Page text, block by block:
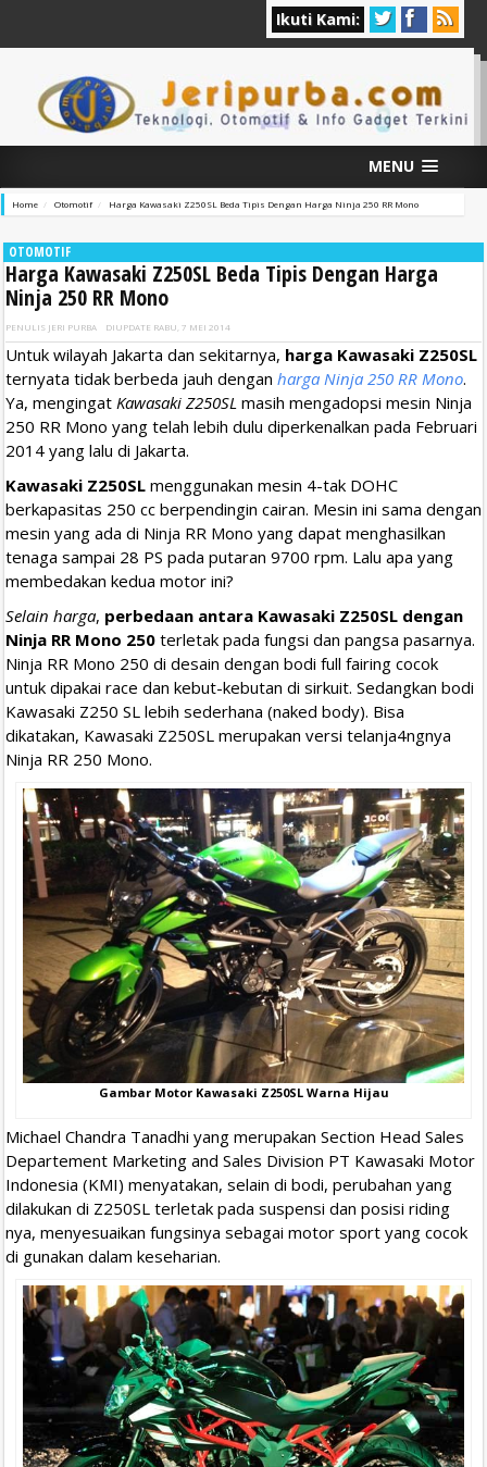
Ikuti Kami:
MENU
Home Otomotif Harga Kawasaki Z250SL Beda Tipis Dengan Harga Ninja 250 RR Mono
OTOMOTIF
Harga Kawasaki Z250SL Beda Tipis Dengan Harga
Ninja 250 RR Mono
PENULIS JERI PURBA DIUPDATE RABU, 7 MEI 2014
Untuk wilayah Jakarta dan sekitarnya, harga Kawasaki Z250SL
ternyata tidak berbeda jauh dengan harga Ninja 250 RR Mono.
Ya, mengingat Kawasaki Z250SL masih mengadopsi mesin Ninja
250 RR Mono yang telah lebih dulu diperkenalkan pada Februari
2014 yang lalu di Jakarta.
Kawasaki Z250SL menggunakan mesin 4-tak DOHC
berkapasitas 250 cc berpendingin cairan. Mesin ini sama dengan
mesin yang ada di Ninja RR Mono yang dapat menghasilkan
tenaga sampai 28 PS pada putaran 9700 rpm. Lalu apa yang
membedakan kedua motor ini?
Selain harga, perbedaan antara Kawasaki Z250SL dengan
Ninja RR Mono 250 terletak pada fungsi dan pangsa pasarnya.
Ninja RR Mono 250 di desain dengan bodi full fairing cocok
untuk dipakai race dan kebut-kebutan di sirkuit. Sedangkan bodi
Kawasaki Z250 SL lebih sederhana (naked body). Bisa
dikatakan, Kawasaki Z250SL merupakan versi telanja4ngnya
Ninja RR 250 Mono.
Gambar Motor Kawasaki Z250SL Warna Hijau
Michael Chandra Tanadhi yang merupakan Section Head Sales
Departement Marketing and Sales Division PT Kawasaki Motor
Indonesia (KMI) menyatakan, selain di bodi, perubahan yang
dilakukan di Z250SL terletak pada suspensi dan posisi riding
nya, menyesuaikan fungsinya sebagai motor sport yang cocok
di gunakan dalam keseharian.